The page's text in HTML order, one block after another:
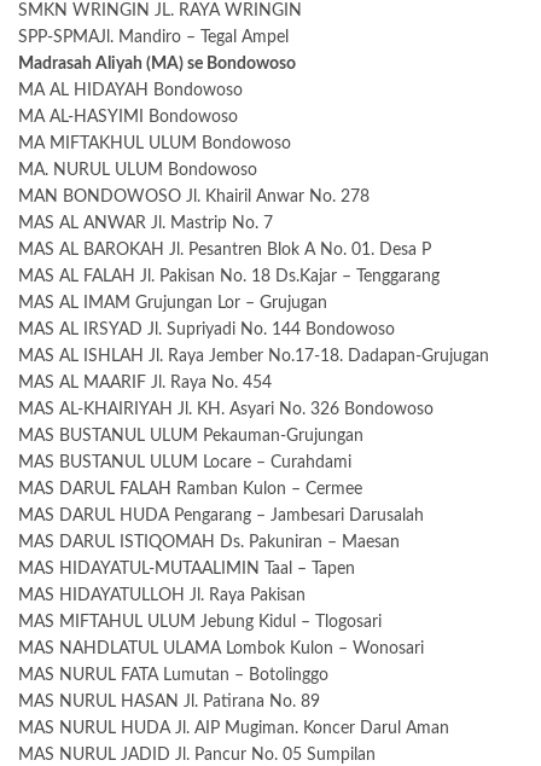
SMKN WRINGIN JL. RAYA WRINGIN
SPP-SPMAJl. Mandiro – Tegal Ampel
Madrasah Aliyah (MA) se Bondowoso
MA AL HIDAYAH Bondowoso
MA AL-HASYIMI Bondowoso
MA MIFTAKHUL ULUM Bondowoso
MA. NURUL ULUM Bondowoso
MAN BONDOWOSO Jl. Khairil Anwar No. 278
MAS AL ANWAR Jl. Mastrip No. 7
MAS AL BAROKAH Jl. Pesantren Blok A No. 01. Desa P
MAS AL FALAH Jl. Pakisan No. 18 Ds.Kajar – Tenggarang
MAS AL IMAM Grujungan Lor – Grujugan
MAS AL IRSYAD Jl. Supriyadi No. 144 Bondowoso
MAS AL ISHLAH Jl. Raya Jember No.17-18. Dadapan-Grujugan
MAS AL MAARIF Jl. Raya No. 454
MAS AL-KHAIRIYAH Jl. KH. Asyari No. 326 Bondowoso
MAS BUSTANUL ULUM Pekauman-Grujungan
MAS BUSTANUL ULUM Locare – Curahdami
MAS DARUL FALAH Ramban Kulon – Cermee
MAS DARUL HUDA Pengarang – Jambesari Darusalah
MAS DARUL ISTIQOMAH Ds. Pakuniran – Maesan
MAS HIDAYATUL-MUTAALIMIN Taal – Tapen
MAS HIDAYATULLOH Jl. Raya Pakisan
MAS MIFTAHUL ULUM Jebung Kidul – Tlogosari
MAS NAHDLATUL ULAMA Lombok Kulon – Wonosari
MAS NURUL FATA Lumutan – Botolinggo
MAS NURUL HASAN Jl. Patirana No. 89
MAS NURUL HUDA Jl. AIP Mugiman. Koncer Darul Aman
MAS NURUL JADID Jl. Pancur No. 05 Sumpilan